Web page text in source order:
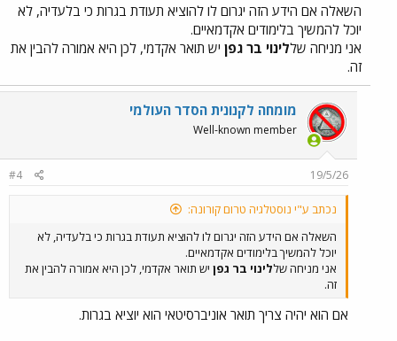
שהפחידו אתכם מהם? כלי מעולה ללימוד כתיבה וקריאה באנגלית. הילדים
מתקשרים עם בני גילם בכל העולם). הוא בקיא בתורת האבולוציה,
ההיסטוריה של העבדות מלחמת האזרחים בארה"ב, מצרים העתיקה
והקשר ליהודים, ההיסטוריה של מלחמות ישראל וכעת מושקע בלימודי
השאלה אם הידע הזה יגרום לו להוציא תעודת בגרות כי בלעדיה, לא
יוכל להמשיך בלימודים אקדמאיים.
אני מניחה שללינוי בר גפן יש תואר אקדמי, לכן היא אמורה להבין את
זה.
מומחה לקנונית הסדר העולמי
Well-known member
19/5/26
#4
נכתב ע"י נוסטלגיה טרום קורונה:
השאלה אם הידע הזה יגרום לו להוציא תעודת בגרות כי בלעדיה, לא
יוכל להמשיך בלימודים אקדמאיים.
אני מניחה שללינוי בר גפן יש תואר אקדמי, לכן היא אמורה להבין את
זה.
אם הוא יהיה צריך תואר אוניברסיטאי הוא יוציא בגרות.